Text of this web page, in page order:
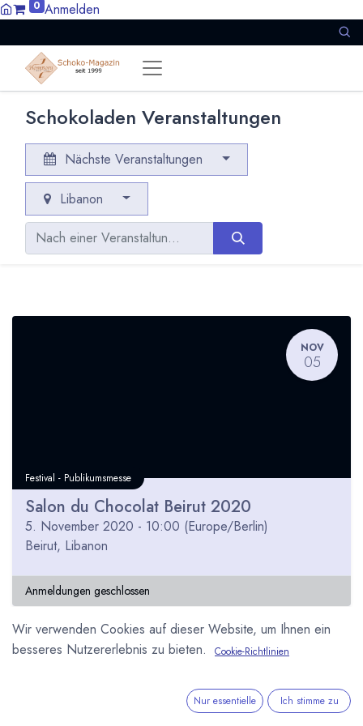
0 Anmelden
Schokoladen Veranstaltungen
Nächste Veranstaltungen
Libanon
NOV
05
Festival - Publikumsmesse
Salon du Chocolat Beirut 2020
5. November 2020 - 10:00 (Europe/Berlin)
Beirut, Libanon
Anmeldungen geschlossen
Wir verwenden Cookies auf dieser Website, um Ihnen ein
besseres Nutzererlebnis zu bieten.
Cookie-Richtlinien
Nur essentielle Ich stimme zu